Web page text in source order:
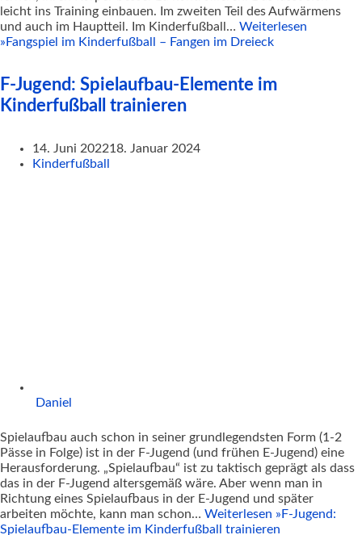
leicht ins Training einbauen. Im zweiten Teil des Aufwärmens
und auch im Hauptteil. Im Kinderfußball… Weiterlesen
»Fangspiel im Kinderfußball – Fangen im Dreieck
F-Jugend: Spielaufbau-Elemente im
Kinderfußball trainieren
14. Juni 202218. Januar 2024
Kinderfußball
Daniel
Spielaufbau auch schon in seiner grundlegendsten Form (1-2
Pässe in Folge) ist in der F-Jugend (und frühen E-Jugend) eine
Herausforderung. „Spielaufbau“ ist zu taktisch geprägt als dass
das in der F-Jugend altersgemäß wäre. Aber wenn man in
Richtung eines Spielaufbaus in der E-Jugend und später
arbeiten möchte, kann man schon… Weiterlesen » F-Jugend:
Spielaufbau-Elemente im Kinderfußball trainieren